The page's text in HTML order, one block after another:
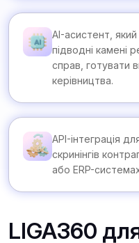
AI-асистент,
підводні камені
справ, готувати
керівництва.
API-інтеграція
скринінгів
або ERP-
LIGA360